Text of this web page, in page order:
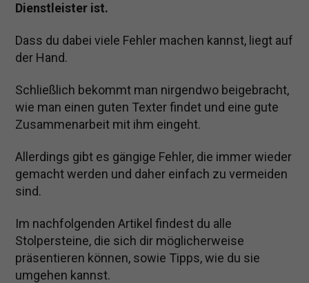
Dienstleister ist.
Dass du dabei viele Fehler machen kannst, liegt auf
der Hand.
Schließlich bekommt man nirgendwo beigebracht,
wie man einen guten Texter findet und eine gute
Zusammenarbeit mit ihm eingeht.
Allerdings gibt es gängige Fehler, die immer wieder
gemacht werden und daher einfach zu vermeiden
sind.
Im nachfolgenden Artikel findest du alle
Stolpersteine, die sich dir möglicherweise
präsentieren können, sowie Tipps, wie du sie
umgehen kannst.